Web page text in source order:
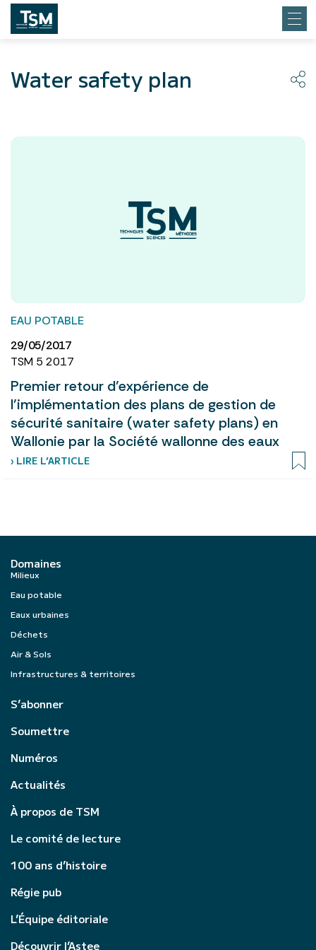
Water safety plan
EAU POTABLE
29/05/2017
TSM 5 2017
Premier retour d’expérience de
l’implémentation des plans de gestion de
sécurité sanitaire (water safety plans) en
Wallonie par la Société wallonne des eaux
› LIRE L’ARTICLE
Domaines
Milieux
Eau potable
Eaux urbaines
Déchets
Air & Sols
Infrastructures & territoires
S’abonner
Soumettre
Numéros
Actualités
À propos de TSM
Le comité de lecture
100 ans d’histoire
Régie pub
L’Équipe éditoriale
Découvrir l’Astee